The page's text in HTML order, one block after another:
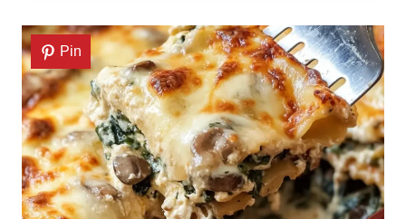
Pin